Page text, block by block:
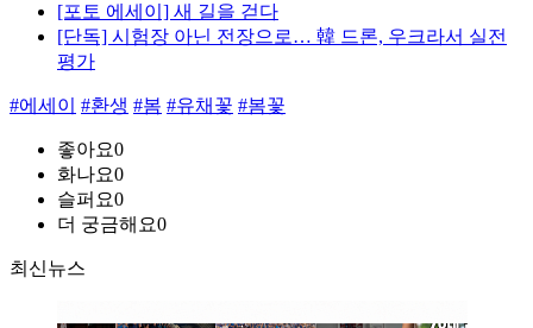
[포토 에세이] 새 길을 걷다
[단독] 시험장 아닌 전장으로… 韓 드론, 우크라서 실전
평가
#에세이 #환생 #봄 #유채꽃 #봄꽃
좋아요0
화나요0
슬퍼요0
더 궁금해요0
최신뉴스